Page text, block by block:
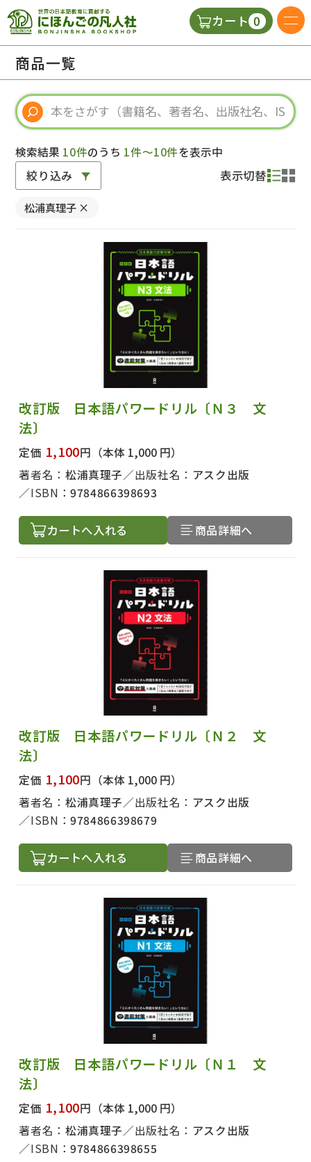
カート 0
視聴覚・補助教材
教師用参考書
商品一覧
検索結果 10件のうち 1件～10件を表示中
絞り込み 表示切替
松浦真理子 ×
改訂版 日本語パワードリル〔Ｎ３ 文
法〕
定価 1,100円 （本体 1,000 円）
著者名： 松浦真理子 出版社名： アスク出版
ISBN：9784866398693
カートへ入れる 商品詳細へ
改訂版 日本語パワードリル〔Ｎ２ 文
法〕
定価 1,100円 （本体 1,000 円）
著者名： 松浦真理子 出版社名： アスク出版
ISBN：9784866398679
カートへ入れる 商品詳細へ
改訂版 日本語パワードリル〔Ｎ１ 文
法〕
定価 1,100円 （本体 1,000 円）
著者名： 松浦真理子 出版社名： アスク出版
ISBN：9784866398655